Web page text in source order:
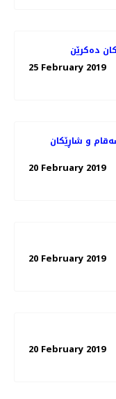
ده‌كرێن
25 February 2019
و شاڕێكان
20 February 2019
20 February 2019
20 February 2019